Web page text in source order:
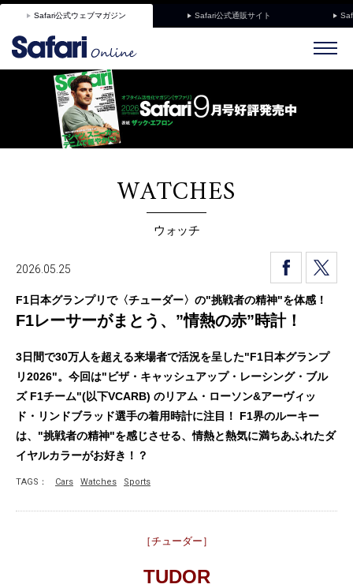
Safari公式ウェブマガジン Safari公式通販サイト
WATCHES
ウォッチ
2026.05.25
F1日本グランプリで〈チューダー〉の"挑戦者の精神"を体感！
F1レーサーがまとう、”情熱の赤”時計！
3日間で30万人を超える来場者で活況を呈した"F1日本グランプ
リ2026"。今回は"ビザ・キャッシュアップ・レーシング・ブル
ズ F1チーム"(以下VCARB) のリアム・ローソン&アーヴィッ
ド・リンドブラッド選手の着用時計に注目！ F1界のルーキー
は、"挑戦者の精神"を感じさせる、情熱と熱気に満ちあふれたダ
イヤルカラーがお好き！？
TAGS： Cars Watches Sports
［チューダー］
TUDOR